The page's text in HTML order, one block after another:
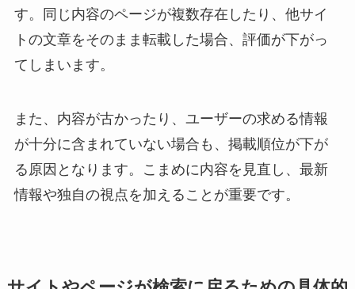
す。同じ内容のページが複数存在したり、他サイ
トの文章をそのまま転載した場合、評価が下がっ
てしまいます。
また、内容が古かったり、ユーザーの求める情報
が十分に含まれていない場合も、掲載順位が下が
る原因となります。こまめに内容を見直し、最新
情報や独自の視点を加えることが重要です。